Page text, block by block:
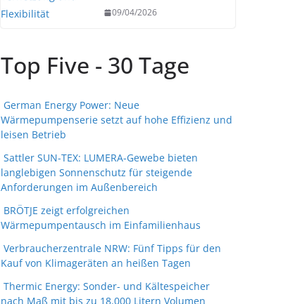
09/04/2026
Top Five - 30 Tage
German Energy Power: Neue
Wärmepumpenserie setzt auf hohe Effizienz und
leisen Betrieb
Sattler SUN-TEX: LUMERA-Gewebe bieten
langlebigen Sonnenschutz für steigende
Anforderungen im Außenbereich
BRÖTJE zeigt erfolgreichen
Wärmepumpentausch im Einfamilienhaus
Verbraucherzentrale NRW: Fünf Tipps für den
Kauf von Klimageräten an heißen Tagen
Thermic Energy: Sonder- und Kältespeicher
nach Maß mit bis zu 18.000 Litern Volumen